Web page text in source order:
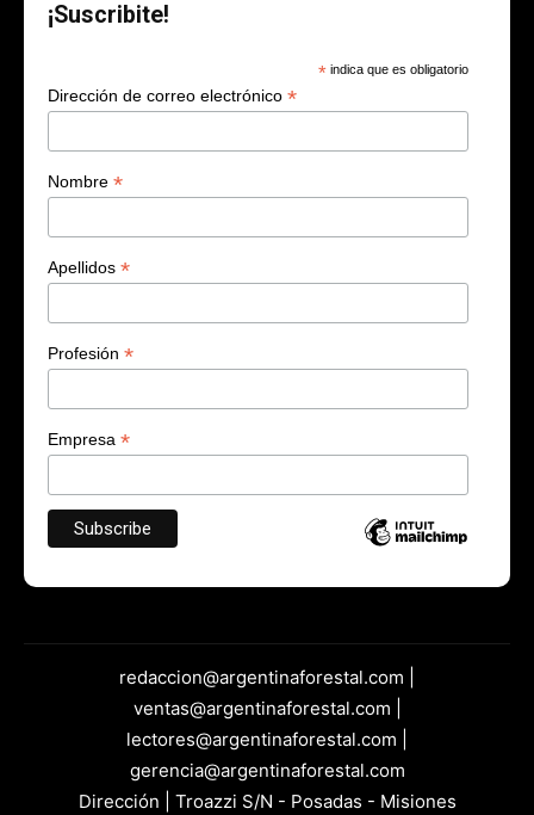
¡Suscribite!
* indica que es obligatorio
Dirección de correo electrónico *
Nombre *
Apellidos *
Profesión *
Empresa *
redaccion@argentinaforestal.com |
ventas@argentinaforestal.com |
lectores@argentinaforestal.com |
gerencia@argentinaforestal.com
Dirección | Troazzi S/N - Posadas - Misiones